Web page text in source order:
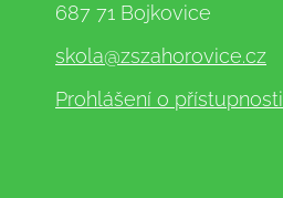
687 71 Bojkovice
skola@zszahorovice.cz
Prohlášení o přístupnosti